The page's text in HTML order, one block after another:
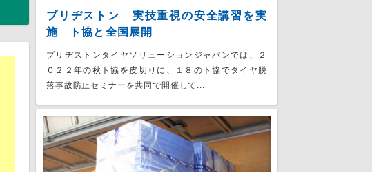
ブリヂストン 実技重視の安全講習を実
施 ト協と全国展開
ブリヂストンタイヤソリューションジャパンでは、２
０２２年の秋ト協を皮切りに、１８のト協でタイヤ脱
落事故防止セミナーを共同で開催して...